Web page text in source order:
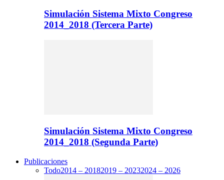
Simulación Sistema Mixto Congreso
2014_2018 (Tercera Parte)
Simulación Sistema Mixto Congreso
2014_2018 (Segunda Parte)
Publicaciones
Todo2014 – 20182019 – 20232024 – 2026